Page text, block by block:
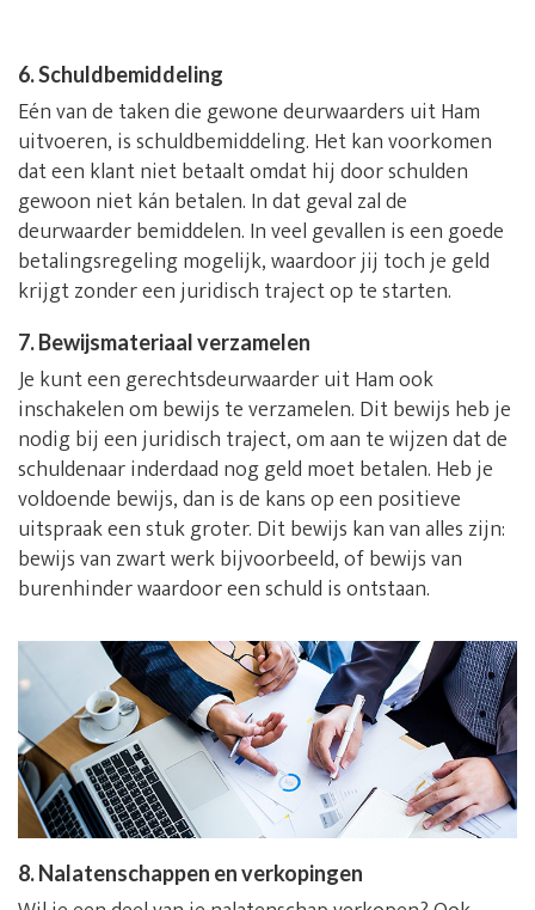
6. Schuldbemiddeling
Eén van de taken die gewone deurwaarders uit Ham
uitvoeren, is schuldbemiddeling. Het kan voorkomen
dat een klant niet betaalt omdat hij door schulden
gewoon niet kán betalen. In dat geval zal de
deurwaarder bemiddelen. In veel gevallen is een goede
betalingsregeling mogelijk, waardoor jij toch je geld
krijgt zonder een juridisch traject op te starten.
7. Bewijsmateriaal verzamelen
Je kunt een gerechtsdeurwaarder uit Ham ook
inschakelen om bewijs te verzamelen. Dit bewijs heb je
nodig bij een juridisch traject, om aan te wijzen dat de
schuldenaar inderdaad nog geld moet betalen. Heb je
voldoende bewijs, dan is de kans op een positieve
uitspraak een stuk groter. Dit bewijs kan van alles zijn:
bewijs van zwart werk bijvoorbeeld, of bewijs van
burenhinder waardoor een schuld is ontstaan.
8. Nalatenschappen en verkopingen